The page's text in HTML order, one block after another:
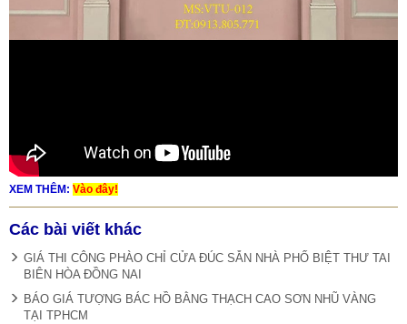
XEM THÊM: Vào đây!
Các bài viết khác
GIÁ THI CÔNG PHÀO CHỈ CỬA ĐÚC SẴN NHÀ PHỐ BIỆT THƯ TAI
BIÊN HÒA ĐỒNG NAI
BÁO GIÁ TƯỢNG BÁC HỒ BẰNG THẠCH CAO SƠN NHŨ VÀNG
TẠI TPHCM